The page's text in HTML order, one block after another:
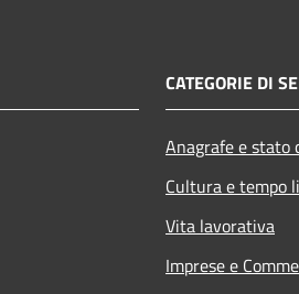
CATEGORIE DI
Anagrafe e stato
Cultura e tempo
Vita lavorativa
Imprese e